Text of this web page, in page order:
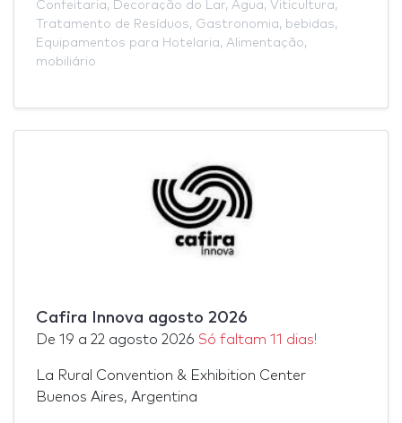
Confeitaria, Decoração do Lar, Água, Viticultura,
Tratamento de Resíduos, Gastronomia, bebidas,
Equipamentos para Hotelaria, Alimentação,
mobiliário
Cafira Innova agosto 2026
De 19 a 22 agosto 2026 Só faltam 11 dias!
La Rural Convention & Exhibition Center
Buenos Aires, Argentina